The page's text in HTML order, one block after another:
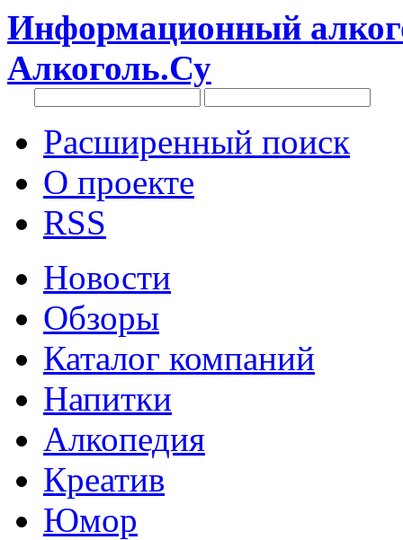
Информационный
Алкоголь.Су
Расширенный поиск
О проекте
RSS
Новости
Обзоры
Каталог компаний
Напитки
Алкопедия
Креатив
Юмор